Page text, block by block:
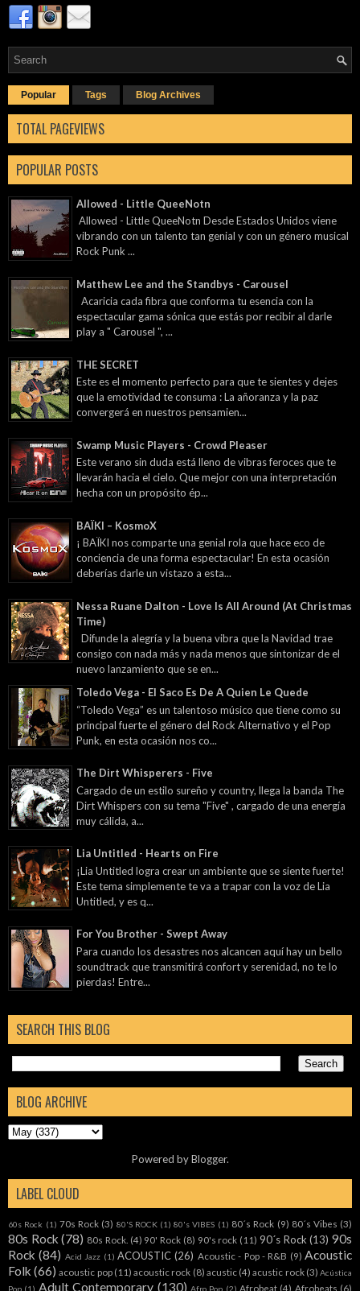
Popular Tags Blog Archives
TOTAL PAGEVIEWS
POPULAR POSTS
Allowed - Little QueeNotn
Allowed - Little QueeNotn Desde Estados Unidos viene
vibrando con un talento tan genial y con un género musical
Rock Punk ...
Matthew Lee and the Standbys - Carousel
Acaricia cada fibra que conforma tu esencia con la
espectacular gama sónica que estás por recibir al darle
play a " Carousel ", ...
THE SECRET
Este es el momento perfecto para que te sientes y dejes
que la emotividad te consuma : La añoranza y la paz
convergerá en nuestros pensamien...
Swamp Music Players - Crowd Pleaser
Este verano sin duda está lleno de vibras feroces que te
llevarán hacia el cielo. Que mejor con una interpretación
hecha con un propósito ép...
BAÏKI – KosmoX
¡ BAÏKI nos comparte una genial rola que hace eco de
conciencia de una forma espectacular! En esta ocasión
deberías darle un vistazo a esta...
Nessa Ruane Dalton - Love Is All Around (At Christmas
Time)
Difunde la alegría y la buena vibra que la Navidad trae
consigo con nada más y nada menos que sintonizar de el
nuevo lanzamiento que se en...
Toledo Vega - El Saco Es De A Quien Le Quede
“Toledo Vega” es un talentoso músico que tiene como su
principal fuerte el género del Rock Alternativo y el Pop
Punk, en esta ocasión nos co...
The Dirt Whisperers - Five
Cargado de un estilo sureño y country, llega la banda The
Dirt Whispers con su tema "Five" , cargado de una energía
muy cálida, a...
Lia Untitled - Hearts on Fire
¡Lia Untitled logra crear un ambiente que se siente fuerte!
Este tema simplemente te va a trapar con la voz de Lia
Untitled, y es q...
For You Brother - Swept Away
Para cuando los desastres nos alcancen aquí hay un bello
soundtrack que transmitirá confort y serenidad, no te lo
pierdas! Entre...
SEARCH THIS BLOG
BLOG ARCHIVE
Powered byBlogger.
LABEL CLOUD
60s Rock (1) 70s Rock (3) 80'S ROCK (1) 80's VIBES (1) 80´s Rock (9) 80´s Vibes (3)
80s Rock (78) 80s Rock. (4) 90' Rock (8) 90's rock (11) 90´s Rock (13) 90s
Rock (84) Acid Jazz (1) ACOUSTIC (26) Acoustic - Pop - R&B (9) Acoustic
Folk (66) acoustic pop (11) acoustic rock (8) acustic (4) acustic rock (3) Acústica
Pop (1) Adult Contemporary (130) Afro Pop (2) Afrobeat (4) Afrobeats (6)